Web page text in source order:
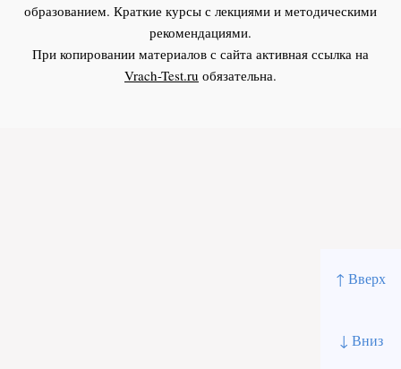
↑ Вверх
↓ Вниз
образованием. Краткие курсы с лекциями и методическими
рекомендациями.
При копировании материалов с сайта активная ссылка на
Vrach-Test.ru обязательна.